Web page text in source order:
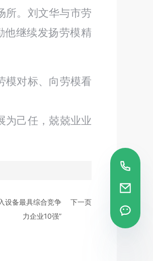
。刘文华与市劳
他继续发扬劳模精
对标、向劳模看
己任， 兢兢业业
设备最具综合竞争
力企业10强”
下一页